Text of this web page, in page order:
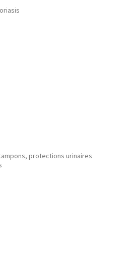
protections urinaires